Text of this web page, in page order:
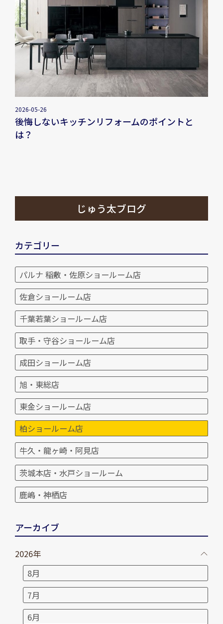
2026-05-26
後悔しないキッチンリフォームのポイントと
は？
じゅう太ブログ
カテゴリー
パルナ 稲敷・佐原ショールーム店
佐倉ショールーム店
千葉若葉ショールーム店
取手・守谷ショールーム店
成田ショールーム店
旭・東総店
東金ショールーム店
柏ショールーム店
牛久・龍ヶ崎・阿見店
茨城本店・水戸ショールーム
鹿嶋・神栖店
アーカイブ
2026年
8月
7月
6月